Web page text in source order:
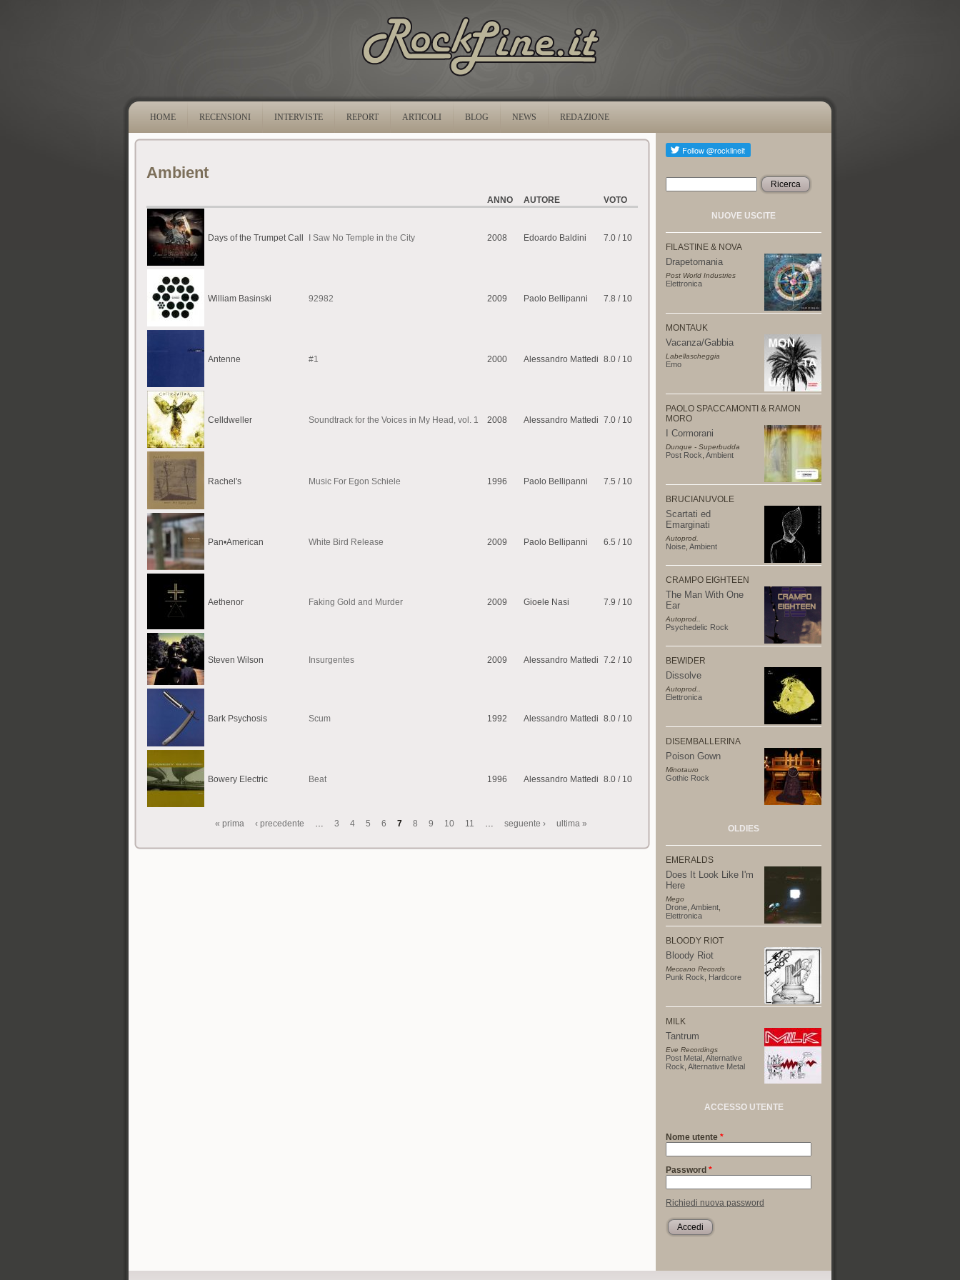
HOME RECENSIONI INTERVISTE REPORT ARTICOLI BLOG NEWS REDAZIONE
Ambient
ANNO AUTORE VOTO
Days of the Trumpet Call I Saw No Temple in the City 2008 Edoardo Baldini 7.0 / 10
William Basinski 92982 2009 Paolo Bellipanni 7.8 / 10
Antenne #1 2000 Alessandro Mattedi 8.0 / 10
Celldweller Soundtrack for the Voices in My Head, vol. 1 2008 Alessandro Mattedi 7.0 / 10
Rachel's Music For Egon Schiele 1996 Paolo Bellipanni 7.5 / 10
Pan•American White Bird Release 2009 Paolo Bellipanni 6.5 / 10
Aethenor Faking Gold and Murder 2009 Gioele Nasi 7.9 / 10
Steven Wilson Insurgentes 2009 Alessandro Mattedi 7.2 / 10
Bark Psychosis Scum 1992 Alessandro Mattedi 8.0 / 10
Bowery Electric Beat 1996 Alessandro Mattedi 8.0 / 10
« prima ‹ precedente … 3 4 5 6 7 8 9 10 11 … seguente › ultima »
Form di ricerca
Ricerca
NUOVE USCITE
FILASTINE & NOVA
Drapetomania
Post World Industries
Elettronica
MONTAUK
Vacanza/Gabbia
Labellascheggia
Emo
PAOLO SPACCAMONTI & RAMON
MORO
I Cormorani
Dunque - Superbudda
Post Rock Ambient
BRUCIANUVOLE
Scartati ed
Emarginati
Autoprod.
Noise Ambient
CRAMPO EIGHTEEN
The Man With One
Ear
Autoprod..
Psychedelic Rock
BEWIDER
Dissolve
Autoprod..
Elettronica
DISEMBALLERINA
Poison Gown
Minotauro
Gothic Rock
OLDIES
EMERALDS
Does It Look Like I'm
Here
Mego
Drone Ambient
Elettronica
BLOODY RIOT
Bloody Riot
Meccano Records
Punk Rock Hardcore
MILK
Tantrum
Eve Recordings
Post Metal Alternative
Rock Alternative Metal
ACCESSO UTENTE
Nome utente *
Password *
Richiedi nuova password